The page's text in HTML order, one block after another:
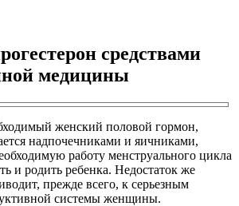
средствами
медицины
женский половой гормон,
надпочечниками и яичниками,
работу менструального цикла
и родить ребенка. Недостаток же
прежде всего, к серьезным
системы женщины.